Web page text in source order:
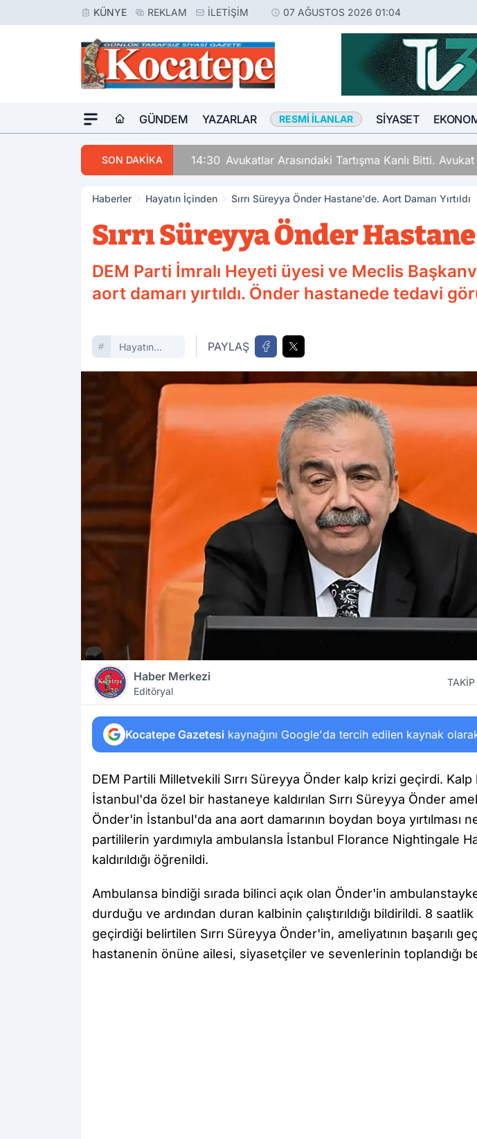
KÜNYE REKLAM İLETIŞIM 07 AĞUSTOS 2026 01:04
GÜNDEM YAZARLAR RESMI İLANLAR SIYASET
SON DAKİKA 14:30 Avukatlar Arasındaki Tartışma Kanlı Bitti. Avukat
Haberler Hayatın İçinden Sırrı Süreyya Önder Hastane'de. Aort Damarı Yırtıldı
Sırrı Süreyya Önder
DEM Parti İmralı Heyeti üyesi ve Meclis
aort damarı yırtıldı. Önder hastanede tedavi
Hayatın
PAYLAŞ
Haber Merkezi
Editöryal
TAKİP
Kocatepe Gazetesi kaynağını Google'da tercih edilen kaynak
DEM Partili Milletvekili Sırrı Süreyya Önder kalp krizi geçirdi.
İstanbul'da özel bir hastaneye kaldırılan Sırrı Süreyya Önder
Önder'in İstanbul'da ana aort damarının boydan boya yırtılması
partililerin yardımıyla ambulansla İstanbul Florance Nightingale
kaldırıldığı öğrenildi.
Ambulansa bindiği sırada bilinci açık olan Önder'in
durduğu ve ardından duran kalbinin çalıştırıldığı bildirildi. 8
geçirdiği belirtilen Sırrı Süreyya Önder'in, ameliyatının başarılı
hastanenin önüne ailesi, siyasetçiler ve sevenlerinin toplandığı